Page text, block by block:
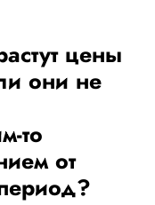
цены
они не
то
от